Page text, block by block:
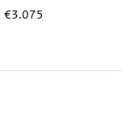
€3.075